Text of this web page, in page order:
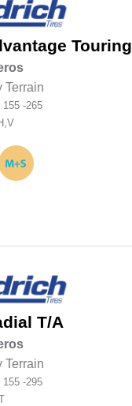
Touring
Terrain
155 -265
T/A
Terrain
155 -295